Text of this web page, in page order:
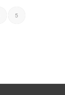
5